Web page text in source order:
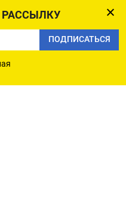
ПОДПИСАТЬСЯ
ТЕЛЕГРАМ